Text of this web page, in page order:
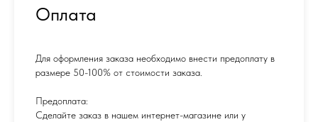
Оплата
Для оформления заказа необходимо внести предоплату в
размере 50-100% от стоимости заказа.
Предоплата:
Сделайте заказ в нашем интернет-магазине или у